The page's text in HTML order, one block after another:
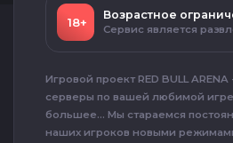
18+
Возрастное
Сервис является
Игровой проект RED BULL
серверы по вашей любимой
большее... Мы стараемся
наших игроков новыми